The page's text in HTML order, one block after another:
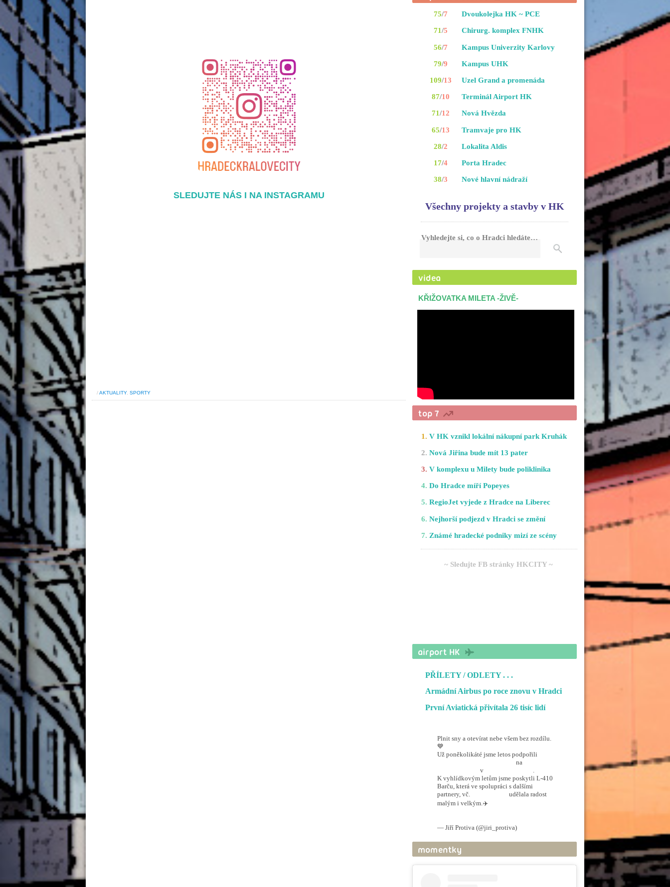
SLEDUJTE NÁS I NA INSTAGRAMU
/AKTUALITY, SPORTY
75/7
71/5
56/7
79/9
109/13
87/10
71/12
65/13
28/2
17/4
38/3
Dvoukolejka HK ~ PCE
Chirurg. komplex FNHK
Kampus Univerzity Karlovy
Kampus UHK
Uzel Grand a promenáda
Terminál Airport HK
Nová Hvězda
Tramvaje pro HK
Lokalita Aldis
Porta Hradec
Nové hlavní nádraží
Všechny projekty a stavby v HK
Vyhledejte si, co o Hradci hledáte…
KŘIŽOVATKA MILETA -ŽIVĚ-
1. V HK vznikl lokální nákupní park Kruhák
2. Nová Jiřina bude mít 13 pater
3. V komplexu u Milety bude poliklinika
4. Do Hradce míří Popeyes
5. RegioJet vyjede z Hradce na Liberec
6. Nejhorší podjezd v Hradci se změní
7. Známé hradecké podniky mizí ze scény
~ Sledujte FB stránky HKCITY ~
PŘÍLETY / ODLETY. . .
Armádní Airbus po roce znovu v Hradci
První Aviatická přivítala 26 tisíc lidí
Plnit sny a otevírat nebe všem bez rozdílu.
💙
Už poněkolikáté jsme letos podpořili
na
v
.
K vyhlídkovým letům jsme poskytli L-410
Barču, která ve spolupráci s dalšími
partnery, vč.
udělala radost
malým i velkým.✈️
— Jiří Protiva (@jiri_protiva)